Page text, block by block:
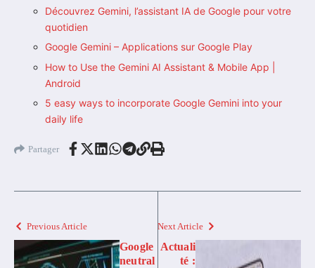
Découvrez Gemini, l’assistant IA de Google pour votre
quotidien
Google Gemini – Applications sur Google Play
How to Use the Gemini AI Assistant & Mobile App |
Android
5 easy ways to incorporate Google Gemini into your
daily life
Partager
Previous Article
Google
neutral
Next Article
Actuali
té :